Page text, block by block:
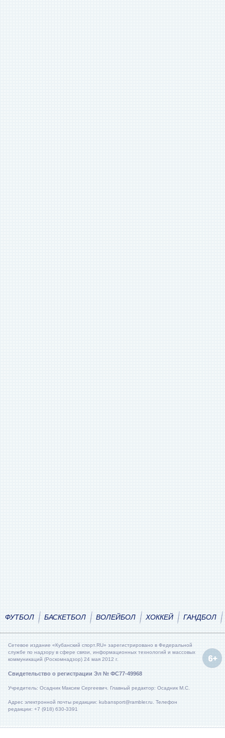
ФУТБОЛ БАСКЕТБОЛ ВОЛЕЙБОЛ ХОККЕЙ ГАНДБОЛ
Сетевое издание «Кубанский спорт.RU» зарегистрировано в Федеральной
службе по надзору в сфере связи, информационных технологий и массовых
коммуникаций (Роскомнадзор) 24 мая 2012 г.
Свидетельство о регистрации Эл № ФС77-49968
Учредитель: Осадник Максим Сергеевич. Главный редактор: Осадник М.С.
Адрес электронной почты редакции: kubansport@rambler.ru. Телефон
редакции: +7 (918) 630-3391